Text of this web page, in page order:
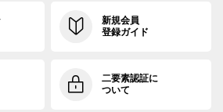
新規会員
登録ガイド
二要素認証に
ついて